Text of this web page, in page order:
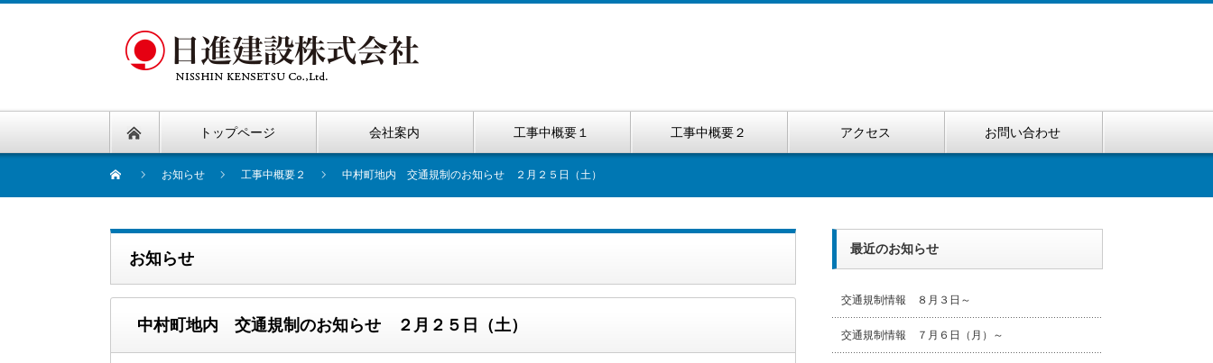
トップページ 会社案内 工事中概要１ 工事中概要２ アクセス お問い合わせ
お知らせ 工事中概要２ 中村町地内 交通規制のお知らせ ２月２５日（土）
お知らせ
中村町地内 交通規制のお知らせ ２月２５日（土）
最近のお知らせ
交通規制情報 ８月３日～
交通規制情報 ７月６日（月）～